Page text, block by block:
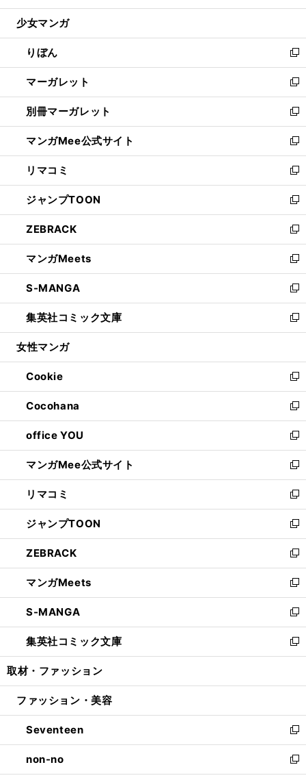
開
ウ
開
く
ン
ウ
で
開
く
ウ
ン
ド
ウ
で
開
く
し
ウ
ィ
ン
ド
ウ
で
開
く
少女マンガ
りぼん
新
し
い
ウ
ィ
ン
ド
ウ
で
開
く
マーガレット
新
し
い
ウ
ィ
ン
ド
ウ
で
開
く
別冊マーガレット
新
し
い
ウ
ィ
ン
ド
ウ
で
開
く
マンガMee公式サイト
新
し
い
ウ
ィ
ン
ド
ウ
で
開
く
リマコミ
新
し
い
ウ
ィ
ン
ド
ウ
で
開
く
ジャンプTOON
新
し
い
ウ
ィ
ン
ド
ウ
で
開
ZEBRACK
新
し
い
ウ
ィ
ン
ド
ウ
開
く
マンガMeets
新
し
い
ウ
ィ
ン
ウ
で
開
く
S-MANGA
新
し
い
ウ
ン
ド
ウ
で
開
く
集英社コミック文庫
新
し
ウ
ィ
ン
ド
ウ
で
開
く
女性マンガ
Cookie
新
し
い
ウ
ィ
ン
ド
ウ
で
開
く
Cocohana
新
し
い
ウ
ィ
ン
ド
ウ
で
開
く
office YOU
新
し
い
ウ
ィ
ン
ド
ウ
で
開
く
マンガMee公式サイト
新
し
い
ウ
ィ
ン
ド
ウ
で
開
く
リマコミ
新
し
い
ウ
ィ
ン
ド
ウ
で
開
く
ジャンプTOON
新
し
い
ウ
ィ
ン
ド
ウ
で
開
ZEBRACK
新
し
い
ウ
ィ
ン
ド
ウ
開
マンガMeets
新
し
い
ウ
ィ
ン
ウ
開
く
S-MANGA
新
し
い
ウ
ン
ウ
で
開
く
集英社コミック文庫
新
し
ウ
ン
ド
ウ
で
開
取材・ファッション
ファッション・美容
Seventeen
新
し
い
ウ
non-no
新
し